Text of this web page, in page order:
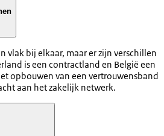
vlak bij elkaar, maar er zijn verschillen
is een contractland en België een
opbouwen van een vertrouwensband
aan het zakelijk netwerk.